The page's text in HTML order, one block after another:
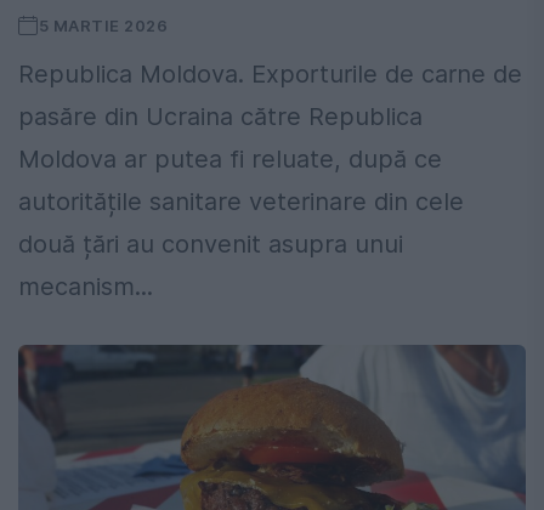
5 MARTIE 2026
Republica Moldova. Exporturile de carne de
pasăre din Ucraina către Republica
Moldova ar putea fi reluate, după ce
autoritățile sanitare veterinare din cele
două țări au convenit asupra unui
mecanism...